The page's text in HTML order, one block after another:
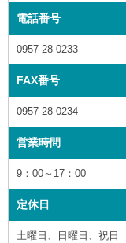
電話番号
0957-28-0233
FAX番号
0957-28-0234
営業時間
9：00～17：00
定休日
土曜日、日曜日、祝日